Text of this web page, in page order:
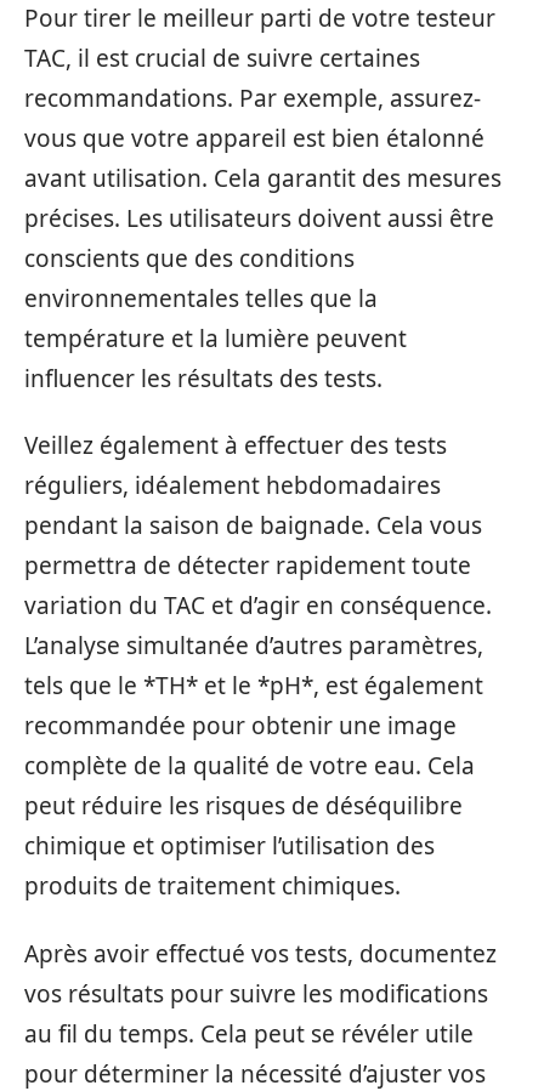
Pour tirer le meilleur parti de votre testeur
TAC, il est crucial de suivre certaines
recommandations. Par exemple, assurez-
vous que votre appareil est bien étalonné
avant utilisation. Cela garantit des mesures
précises. Les utilisateurs doivent aussi être
conscients que des conditions
environnementales telles que la
température et la lumière peuvent
influencer les résultats des tests.
Veillez également à effectuer des tests
réguliers, idéalement hebdomadaires
pendant la saison de baignade. Cela vous
permettra de détecter rapidement toute
variation du TAC et d’agir en conséquence.
L’analyse simultanée d’autres paramètres,
tels que le *TH* et le *pH*, est également
recommandée pour obtenir une image
complète de la qualité de votre eau. Cela
peut réduire les risques de déséquilibre
chimique et optimiser l’utilisation des
produits de traitement chimiques.
Après avoir effectué vos tests, documentez
vos résultats pour suivre les modifications
au fil du temps. Cela peut se révéler utile
pour déterminer la nécessité d’ajuster vos